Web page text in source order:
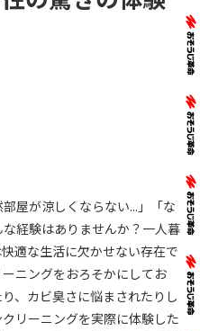
屋が涼しくならない...」「な
経験はありませんか？一人暮
適な生活に欠かせない存在で
ニングをおろそかにしてお
、カビ臭さに悩まされたりし
リーニングを実際に体験した